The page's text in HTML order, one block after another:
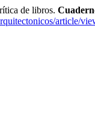
de libros.
article/